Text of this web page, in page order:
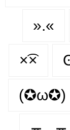
».«
×͡×
(✪ω✪)